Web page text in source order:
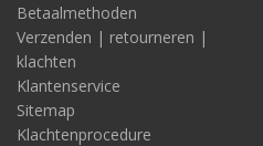
Betaalmethoden
Verzenden | retourneren |
klachten
Klantenservice
Sitemap
Klachtenprocedure